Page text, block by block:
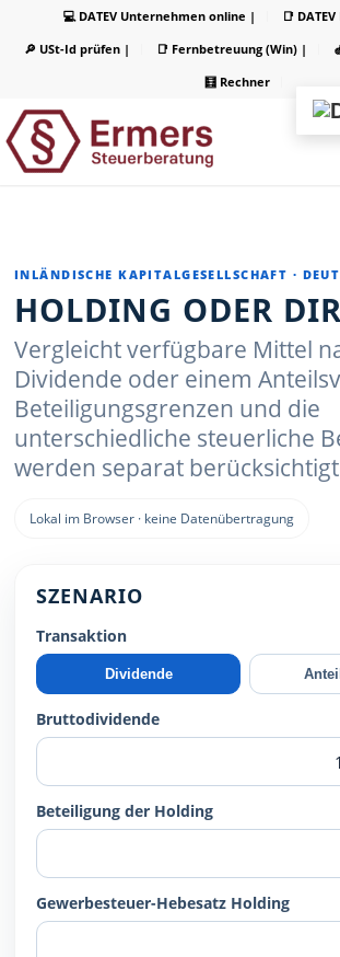
💻 DATEV Unternehmen online |
📑
🔎 USt-Id prüfen |
📑 Fernbetreuung (Win) |
🧮 Rechner
INLÄNDISCHE KAPITALGESELLSCHAFT ·
HOLDING ODER
Vergleicht verfügbare Mittel
Dividende oder einem
Beteiligungsgrenzen und die
unterschiedliche steuerliche
werden separat
Lokal im Browser · keine Datenübertragung
SZENARIO
Transaktion
Dividende
Bruttodividende
Beteiligung der Holding
Gewerbesteuer-Hebesatz Holding